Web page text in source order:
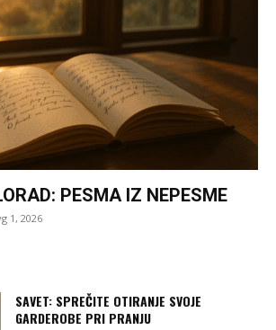
PESMA IZ NEPESME
1, 2026
SAVET: SPREČITE OTIRANJE SVOJE
GARDEROBE PRI PRANJU